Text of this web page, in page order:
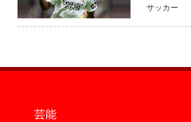
で延長
サッカー
芸能